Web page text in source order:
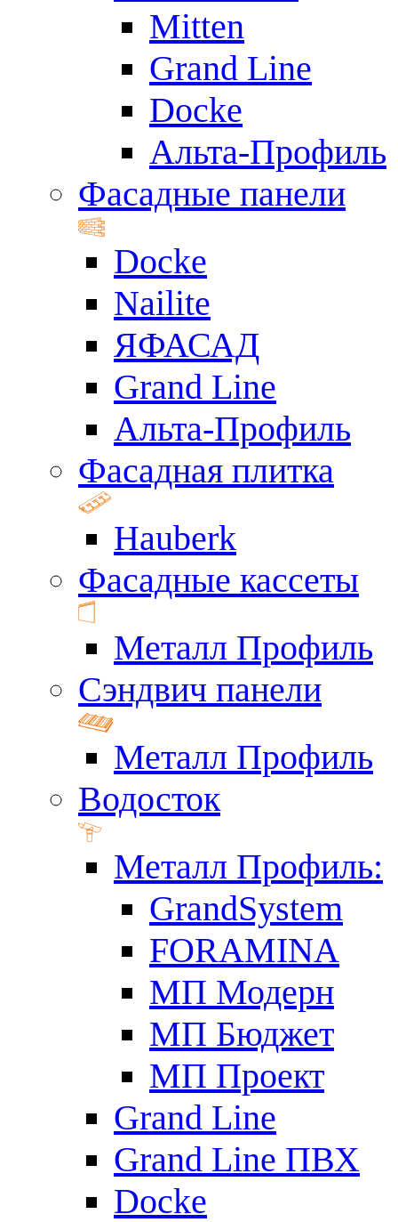
Mitten
Grand Line
Docke
Альта-Профиль
Фасадные панели
Docke
Nailite
ЯФАСАД
Grand Line
Альта-Профиль
Фасадная плитка
Hauberk
Фасадные кассеты
Металл Профиль
Сэндвич панели
Металл Профиль
Водосток
Металл Профиль:
GrandSystem
FORAMINA
МП Модерн
МП Бюджет
МП Проект
Grand Line
Grand Line ПВХ
Docke